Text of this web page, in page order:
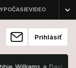
Prihlásiť